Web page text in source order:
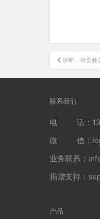
文
章
导
诊断、筛查膝
联系我们
电 话：
微 信：
业务联系：
捐赠支持：
产品